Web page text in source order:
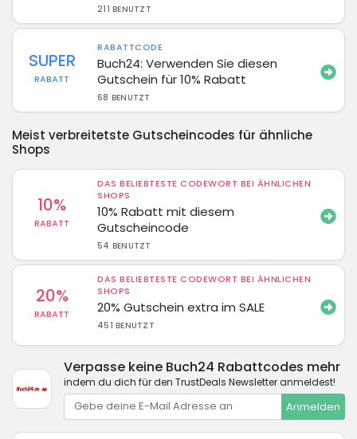
211 BENUTZT
SUPER
RABATT
RABATTCODE
Buch24: Verwenden Sie diesen
Gutschein für 10% Rabatt
68 BENUTZT
Meist verbreitetste Gutscheincodes für ähnliche
Shops
10%
RABATT
DAS BELIEBTESTE CODEWORT BEI ÄHNLICHEN
SHOPS
10% Rabatt mit diesem
Gutscheincode
54 BENUTZT
20%
RABATT
DAS BELIEBTESTE CODEWORT BEI ÄHNLICHEN
SHOPS
20% Gutschein extra im SALE
451 BENUTZT
Verpasse keine Buch24 Rabattcodes mehr
indem du dich für den TrustDeals Newsletter anmeldest!
Anmelden